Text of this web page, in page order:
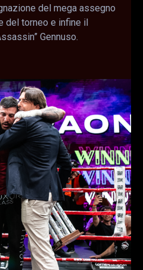
del mega assegno
del torneo e infine il
Gennuso.